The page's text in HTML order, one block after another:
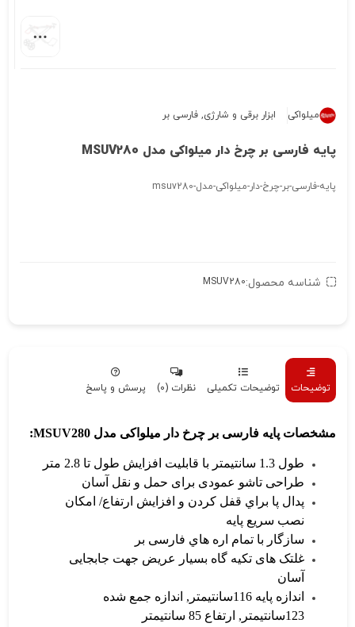
میلواکی ابزار برقی و شارژی,فارسی بر
پایه فارسی بر چرخ دار میلواکی مدل MSUV280
پایه-فارسی-بر-چرخ-دار-میلواکی-مدل-msuv280
شناسه محصول:MSUV280
توضیحات توضیحات تکمیلی نظرات (0) پرسش و پاسخ
مشخصات پایه فارسی بر چرخ دار میلواکی مدل MSUV280:
طول 1.3 سانتیمتر با قابلیت افزایش طول تا 2.8 متر
طراحی تاشو عمودی برای حمل و نقل آسان
پدال پا براي قفل کردن و افزایش ارتفاع/ امکان
نصب سریع پایه
سازگار با تمام اره هاي فارسی بر
غلتک های تکیه گاه بسیار عریض جهت جابجایی
آسان
اندازه پایه 116سانتیمتر, اندازه جمع شده
123سانتیمتر, ارتفاع 85 سانتیمتر